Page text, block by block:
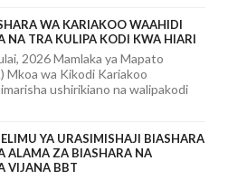
WA KARIAKOO WAAHIDI
NA TRA KULIPA KODI KWA HIARI
2026 Mamlaka ya Mapato
Mkoa wa Kikodi Kariakoo
ushirikiano na walipakodi
ELIMU YA URASIMISHAJI BIASHARA
ALAMA ZA BIASHARA NA
VIJANA BBT